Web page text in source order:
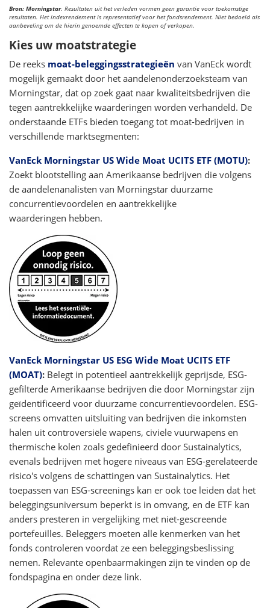
Bron: Morningstar. Resultaten uit het verleden vormen geen garantie voor toekomstige
resultaten. Het indexrendement is representatief voor het fondsrendement. Niet bedoeld als
aanbeveling om de hierin genoemde effecten te kopen of verkopen.
Kies uw moatstrategie
De reeks moat-beleggingsstrategieën van VanEck wordt
mogelijk gemaakt door het aandelenonderzoeksteam van
Morningstar, dat op zoek gaat naar kwaliteitsbedrijven die
tegen aantrekkelijke waarderingen worden verhandeld. De
onderstaande ETFs bieden toegang tot moat-bedrijven in
verschillende marktsegmenten:
VanEck Morningstar US Wide Moat UCITS ETF (MOTU):
Zoekt blootstelling aan Amerikaanse bedrijven die volgens
de aandelenanalisten van Morningstar duurzame
concurrentievoordelen en aantrekkelijke
waarderingen hebben.
VanEck Morningstar US ESG Wide Moat UCITS ETF
(MOAT): Belegt in potentieel aantrekkelijk geprijsde, ESG-
gefilterde Amerikaanse bedrijven die door Morningstar zijn
geïdentificeerd voor duurzame concurrentievoordelen. ESG-
screens omvatten uitsluiting van bedrijven die inkomsten
halen uit controversiële wapens, civiele vuurwapens en
thermische kolen zoals gedefinieerd door Sustainalytics,
evenals bedrijven met hogere niveaus van ESG-gerelateerde
risico's volgens de schattingen van Sustainalytics. Het
toepassen van ESG-screenings kan er ook toe leiden dat het
beleggingsuniversum beperkt is in omvang, en de ETF kan
anders presteren in vergelijking met niet-gescreende
portefeuilles. Beleggers moeten alle kenmerken van het
fonds controleren voordat ze een beleggingsbeslissing
nemen. Relevante openbaarmakingen zijn te vinden op de
fondspagina en onder deze link.